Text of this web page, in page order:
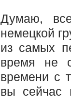
Думаю,
немецкой
из самых
время не
времени с
вы сейчас